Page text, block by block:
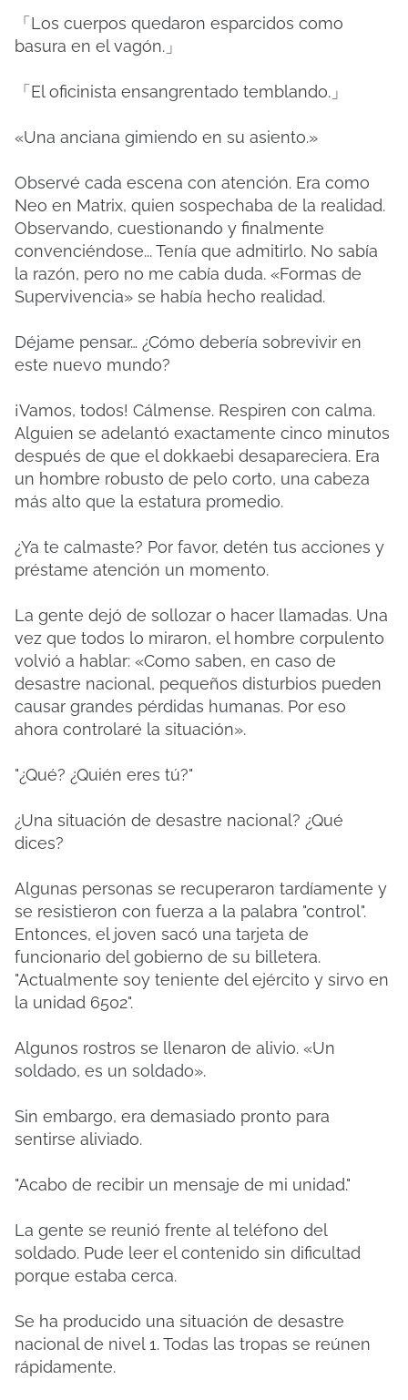
「Los cuerpos quedaron esparcidos como
basura en el vagón.」
「El oficinista ensangrentado temblando.」
«Una anciana gimiendo en su asiento.»
Observé cada escena con atención. Era como
Neo en Matrix, quien sospechaba de la realidad.
Observando, cuestionando y finalmente
convenciéndose... Tenía que admitirlo. No sabía
la razón, pero no me cabía duda. «Formas de
Supervivencia» se había hecho realidad.
Déjame pensar… ¿Cómo debería sobrevivir en
este nuevo mundo?
¡Vamos, todos! Cálmense. Respiren con calma.
Alguien se adelantó exactamente cinco minutos
después de que el dokkaebi desapareciera. Era
un hombre robusto de pelo corto, una cabeza
más alto que la estatura promedio.
¿Ya te calmaste? Por favor, detén tus acciones y
préstame atención un momento.
La gente dejó de sollozar o hacer llamadas. Una
vez que todos lo miraron, el hombre corpulento
volvió a hablar: «Como saben, en caso de
desastre nacional, pequeños disturbios pueden
causar grandes pérdidas humanas. Por eso
ahora controlaré la situación».
"¿Qué? ¿Quién eres tú?"
¿Una situación de desastre nacional? ¿Qué
dices?
Algunas personas se recuperaron tardíamente y
se resistieron con fuerza a la palabra "control".
Entonces, el joven sacó una tarjeta de
funcionario del gobierno de su billetera.
"Actualmente soy teniente del ejército y sirvo en
la unidad 6502".
Algunos rostros se llenaron de alivio. «Un
soldado, es un soldado».
Sin embargo, era demasiado pronto para
sentirse aliviado.
"Acabo de recibir un mensaje de mi unidad."
La gente se reunió frente al teléfono del
soldado. Pude leer el contenido sin dificultad
porque estaba cerca.
Se ha producido una situación de desastre
nacional de nivel 1. Todas las tropas se reúnen
rápidamente.